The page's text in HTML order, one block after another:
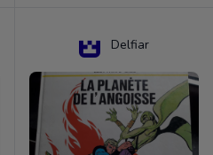
Delfiar